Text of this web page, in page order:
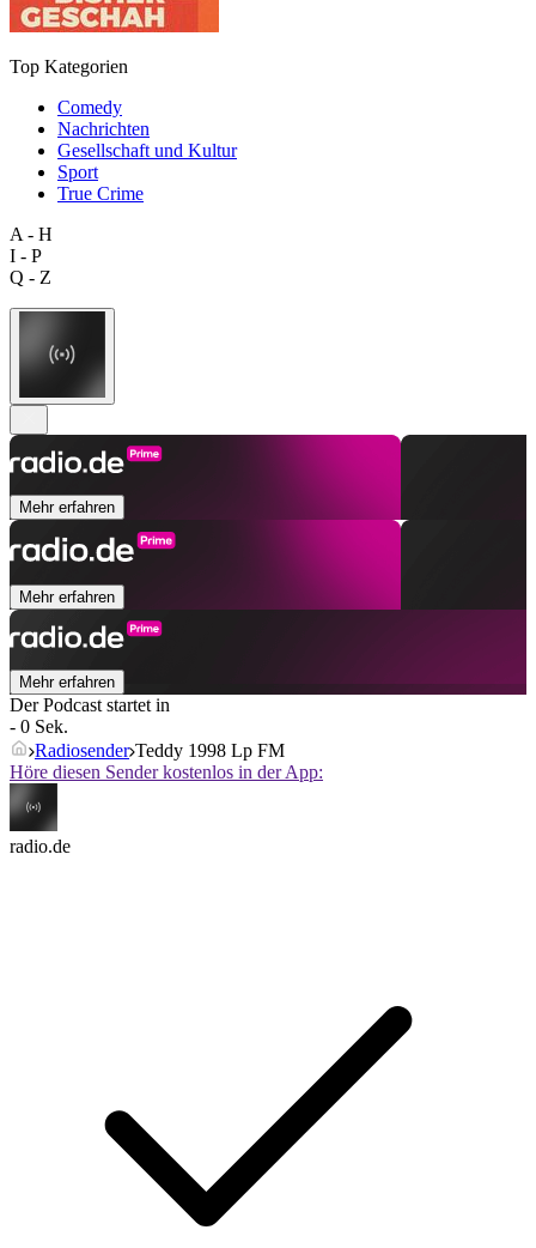
Top Kategorien
Comedy
Nachrichten
Gesellschaft und Kultur
Sport
True Crime
A - H
I - P
Q - Z
Mehr erfahren
Mehr erfahren
Mehr erfahren
Der Podcast startet in
- 0 Sek.
Radiosender Teddy 1998 Lp FM
Höre diesen Sender kostenlos in der App:
radio.de